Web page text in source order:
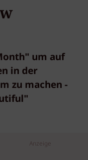
um auf
in der
zu machen -
Anzeige